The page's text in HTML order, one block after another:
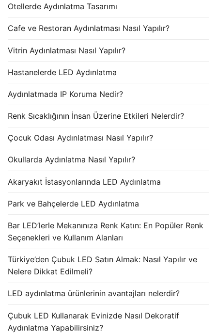
Otellerde Aydınlatma Tasarımı
Cafe ve Restoran Aydınlatması Nasıl Yapılır?
Vitrin Aydınlatması Nasıl Yapılır?
Hastanelerde LED Aydınlatma
Aydınlatmada IP Koruma Nedir?
Renk Sıcaklığının İnsan Üzerine Etkileri Nelerdir?
Çocuk Odası Aydınlatması Nasıl Yapılır?
Okullarda Aydınlatma Nasıl Yapılır?
Akaryakıt İstasyonlarında LED Aydınlatma
Park ve Bahçelerde LED Aydınlatma
Bar LED’lerle Mekanınıza Renk Katın: En Popüler Renk
Seçenekleri ve Kullanım Alanları
Türkiye’den Çubuk LED Satın Almak: Nasıl Yapılır ve
Nelere Dikkat Edilmeli?
LED aydınlatma ürünlerinin avantajları nelerdir?
Çubuk LED Kullanarak Evinizde Nasıl Dekoratif
Aydınlatma Yapabilirsiniz?